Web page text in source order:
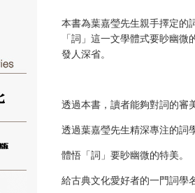
本書為葉嘉瑩先生親手擇定的
「詞」這一文學體式要眇幽
發人深省。
透過本書，讀者能夠對詞的審
透過葉嘉瑩先生精深專注的詞
體悟「詞」要眇幽微的特美。
給古典文化愛好者的一門詞學